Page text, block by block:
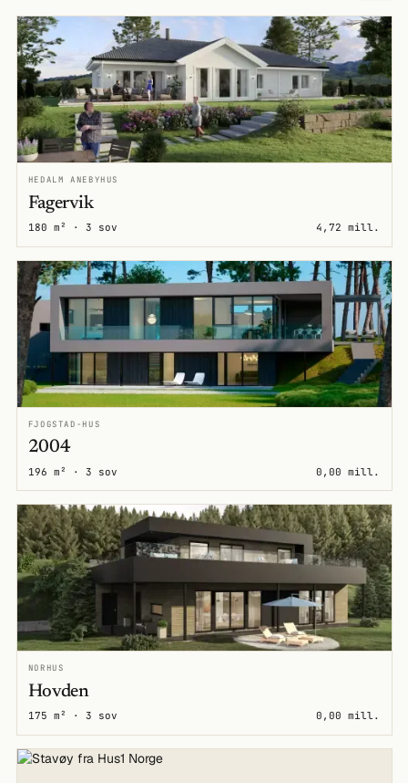
HEDALM ANEBYHUS
Fagervik
180 m² · 3 sov 4,72 mill.
FJOGSTAD-HUS
2004
196 m² · 3 sov 0,00 mill.
NORHUS
Hovden
175 m² · 3 sov 0,00 mill.